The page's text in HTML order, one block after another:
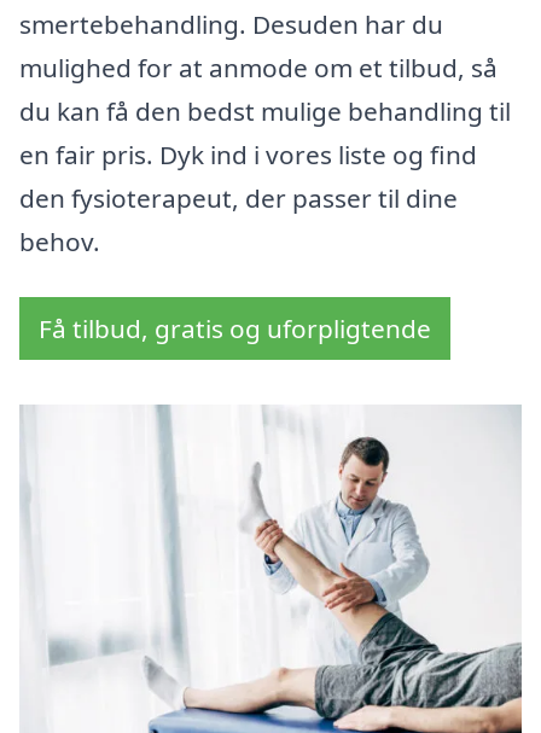
smertebehandling. Desuden har du
mulighed for at anmode om et tilbud, så
du kan få den bedst mulige behandling til
en fair pris. Dyk ind i vores liste og find
den fysioterapeut, der passer til dine
behov.
Få tilbud, gratis og uforpligtende